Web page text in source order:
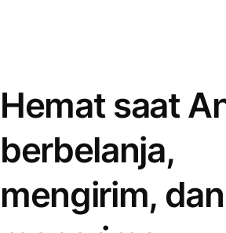
Hemat saat
berbelanja,
mengirim, dan